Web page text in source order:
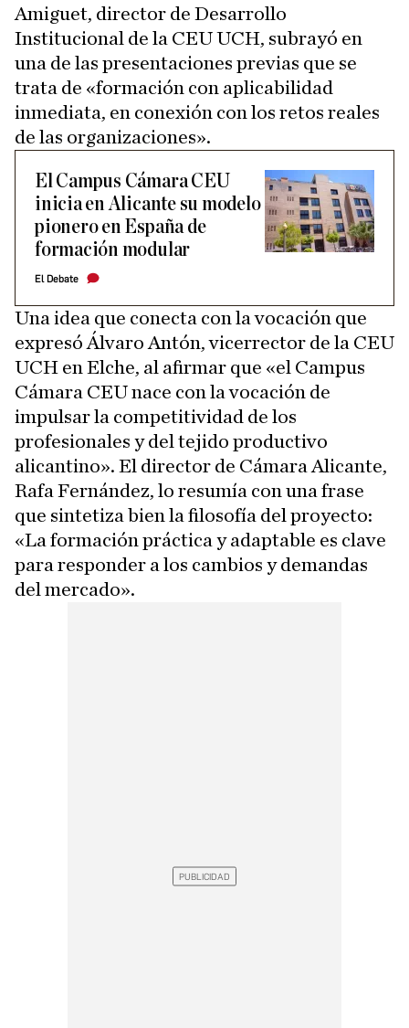
Amiguet, director de Desarrollo
Institucional de la CEU UCH, subrayó en
una de las presentaciones previas que se
trata de «formación con aplicabilidad
inmediata, en conexión con los retos reales
de las organizaciones».
El Campus Cámara CEU
inicia en Alicante su modelo
pionero en España de
formación modular
El Debate
Una idea que conecta con la vocación que
expresó Álvaro Antón, vicerrector de la CEU
UCH en Elche, al afirmar que «el Campus
Cámara CEU nace con la vocación de
impulsar la competitividad de los
profesionales y del tejido productivo
alicantino». El director de Cámara Alicante,
Rafa Fernández, lo resumía con una frase
que sintetiza bien la filosofía del proyecto:
«La formación práctica y adaptable es clave
para responder a los cambios y demandas
del mercado».